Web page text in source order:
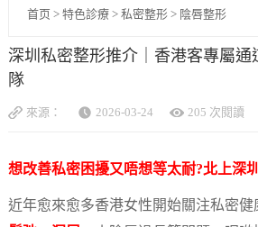
首页 > 特色診療> 私密整形> 陰唇整形
深圳私密整形推介｜香港客專屬通
隊
來源： 2026-03-24 205 次閱讀
想改善私密困擾又唔想等太耐?北上深
近年愈來愈多香港女性開始關注私密健